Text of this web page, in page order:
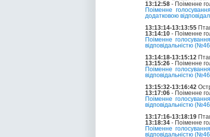
13:12:58 - Поіменне
Поіменне
додатковою
13:13:14-13:13:55
13:14:10 - Поіменне
Поіменне
відповідальністю
13:14:18-13:15:12
13:15:26 - Поіменне
Поіменне
відповідальністю
13:15:32-13:16:42
13:17:06 - Поіменне
Поіменне
відповідальністю
13:17:16-13:18:19
13:18:34 - Поіменне
Поіменне
відповідальністю